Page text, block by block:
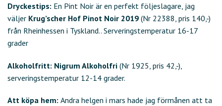
Dryckestips: En Pint Noir är en perfekt följeslagare, jag
väljer Krug’scher Hof Pinot Noir 2019 (Nr 22388, pris 140,-)
från Rheinhessen i Tyskland.. Serveringstemperatur 16-17
grader
Alkoholfritt: Nigrum Alkoholfri (Nr 1925, pris 42,-),
serveringstemperatur 12-14 grader.
Att köpa hem: Andra helgen i mars hade jag förmånen att ta